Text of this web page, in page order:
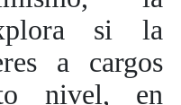
si la
a cargos
nivel, en